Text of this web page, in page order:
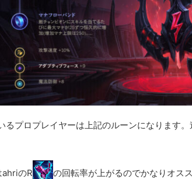
るプロプレイヤーは上記のルーンになります
のR の回転率が上がるのでかなりオスス